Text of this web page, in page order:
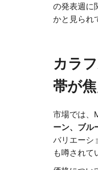
の発表週に
かと見られ
カラ
帯が
市場では、
ーン、ブル
バリエーシ
も噂されて